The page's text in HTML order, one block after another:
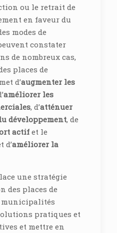
ou le retrait de
en faveur du
modes de
constater
de nombreux cas,
places de
d’augmenter les
améliorer les
, d’atténuer
développement, de
actifet le
d’améliorer la
une stratégie
des places de
municipalités
pratiques et
et mettre en